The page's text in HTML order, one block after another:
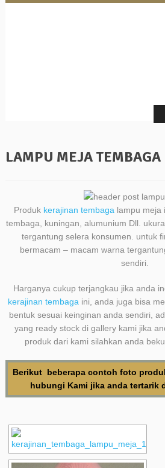
LAMPU MEJA TEMBAGA
Produk kerajinan tembaga lampu meja
tembaga, kuningan, alumunium Dll.
tergantung selera konsumen. untuk
bermacam – macam warna
sendiri.
Harganya cukup terjangkau jika anda
kerajinan tembaga ini, anda juga bisa
bentuk sesuai keinginan anda sendiri,
yang ready stock di gallery kami jika
produk dari kami silahkan anda
Berikut beberapa contoh foto
hubungi Kami jika anda tertarik